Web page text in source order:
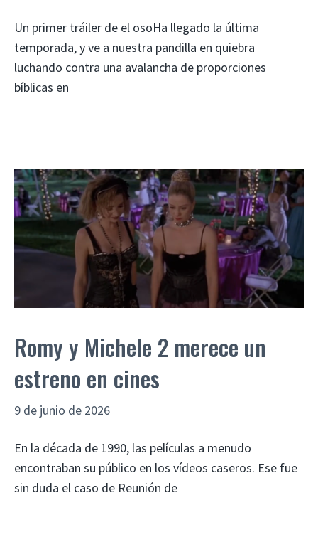
Un primer tráiler de el osoHa llegado la última
temporada, y ve a nuestra pandilla en quiebra
luchando contra una avalancha de proporciones
bíblicas en
Romy y Michele 2 merece un
estreno en cines
9 de junio de 2026
En la década de 1990, las películas a menudo
encontraban su público en los vídeos caseros. Ese fue
sin duda el caso de Reunión de